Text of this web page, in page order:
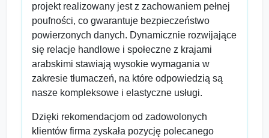
projekt realizowany jest z zachowaniem pełnej
poufności, co gwarantuje bezpieczeństwo
powierzonych danych. Dynamicznie rozwijające
się relacje handlowe i społeczne z krajami
arabskimi stawiają wysokie wymagania w
zakresie tłumaczeń, na które odpowiedzią są
nasze kompleksowe i elastyczne usługi.
Dzięki rekomendacjom od zadowolonych
klientów firma zyskała pozycję polecanego